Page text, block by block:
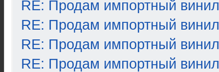
RE: Продам импортный винил
RE: Продам импортный винил
RE: Продам импортный винил
RE: Продам импортный винил